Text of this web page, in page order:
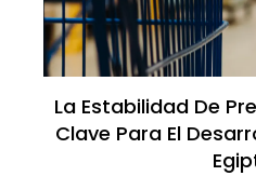
La Estabilidad De
Clave Para El